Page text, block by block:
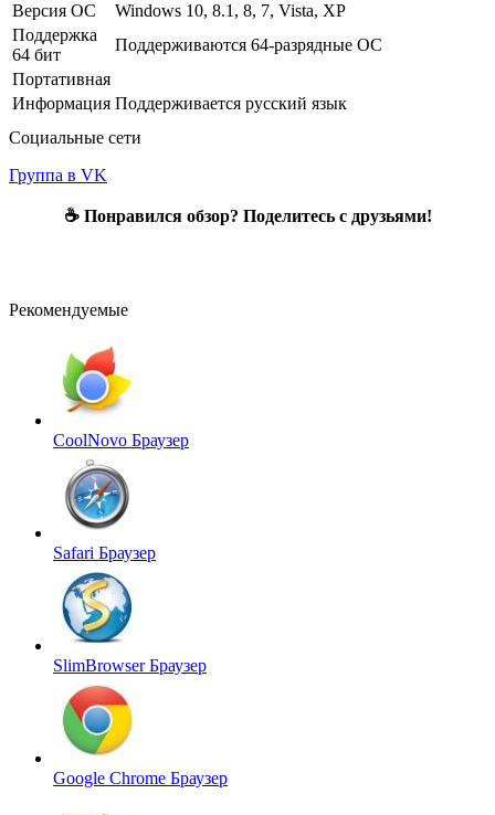
Версия ОС
Windows 10, 8.1, 8, 7, Vista, XP
Поддержка
64 бит
Поддерживаются 64-разрядные ОС
Портативная
Информация Поддерживается русский язык
Социальные сети
Группа в VK
☕ Понравился обзор? Поделитесь с друзьями!
Рекомендуемые
CoolNovo Браузер
Safari Браузер
SlimBrowserБраузер
Google Chrome Браузер